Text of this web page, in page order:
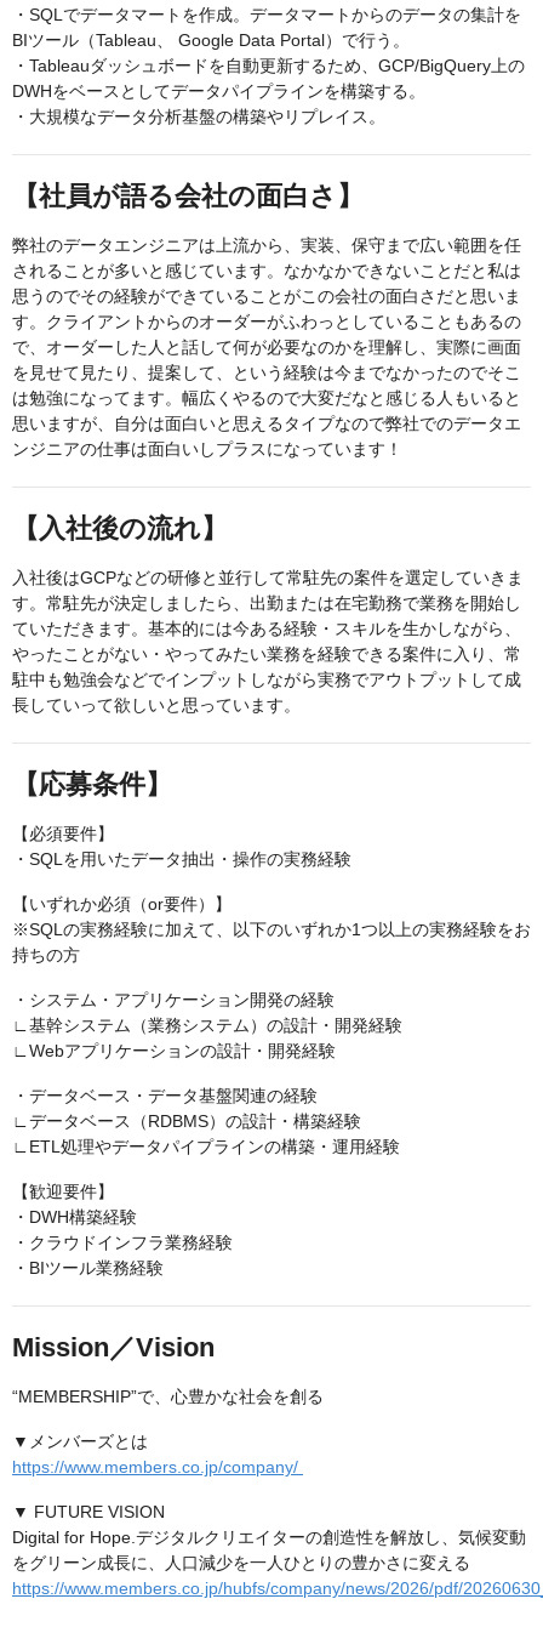
・SQLでデータマートを作成。データマートからのデータの集計を
BIツール（Tableau、 Google Data Portal）で行う。
・Tableauダッシュボードを自動更新するため、GCP/BigQuery上の
DWHをベースとしてデータパイプラインを構築する。
・大規模なデータ分析基盤の構築やリプレイス。
【社員が語る会社の面白さ】
弊社のデータエンジニアは上流から、実装、保守まで広い範囲を任
されることが多いと感じています。なかなかできないことだと私は
思うのでその経験ができていることがこの会社の面白さだと思いま
す。クライアントからのオーダーがふわっとしていることもあるの
で、オーダーした人と話して何が必要なのかを理解し、実際に画面
を見せて見たり、提案して、という経験は今までなかったのでそこ
は勉強になってます。幅広くやるので大変だなと感じる人もいると
思いますが、自分は面白いと思えるタイプなので弊社でのデータエ
ンジニアの仕事は面白いしプラスになっています！
【入社後の流れ】
入社後はGCPなどの研修と並行して常駐先の案件を選定していきま
す。常駐先が決定しましたら、出勤または在宅勤務で業務を開始し
ていただきます。基本的には今ある経験・スキルを生かしながら、
やったことがない・やってみたい業務を経験できる案件に入り、常
駐中も勉強会などでインプットしながら実務でアウトプットして成
長していって欲しいと思っています。
【応募条件】
【必須要件】
・SQLを用いたデータ抽出・操作の実務経験
【いずれか必須（or要件）】
※SQLの実務経験に加えて、以下のいずれか1つ以上の実務経験をお
持ちの方
・システム・アプリケーション開発の経験
∟基幹システム（業務システム）の設計・開発経験
∟Webアプリケーションの設計・開発経験
・データベース・データ基盤関連の経験
∟データベース（RDBMS）の設計・構築経験
∟ETL処理やデータパイプラインの構築・運用経験
【歓迎要件】
・DWH構築経験
・クラウドインフラ業務経験
・BIツール業務経験
Mission／Vision
“MEMBERSHIP”で、心豊かな社会を創る
▼メンバーズとは
https://www.members.co.jp/company/
▼ FUTURE VISION
Digital for Hope.デジタルクリエイターの創造性を解放し、気候変動
をグリーン成長に、人口減少を一人ひとりの豊かさに変える
https://www.members.co.jp/hubfs/company/news/2026/pdf/